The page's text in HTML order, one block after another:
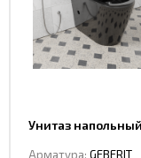
Унитаз напольный
Арматура: GEBERIT